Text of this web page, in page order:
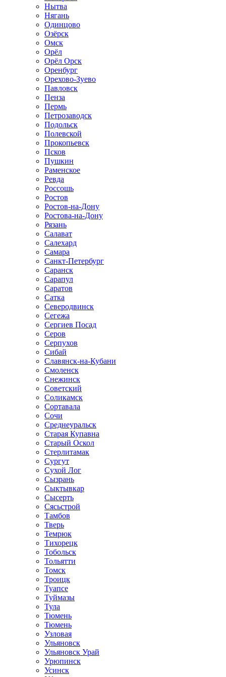
Нытва
Нягань
Одинцово
Озёрск
Омск
Орёл
Орёл Орск
Оренбург
Орехово-Зуево
Павловск
Пенза
Пермь
Петрозаводск
Подольск
Полевской
Прокопьевск
Псков
Пушкин
Раменское
Ревда
Россошь
Ростов
Ростов-на-Дону
Ростова-на-Дону
Рязань
Салават
Салехард
Самара
Санкт-Петербург
Саранск
Сарапул
Саратов
Сатка
Северодвинск
Сегежа
Сергиев Посад
Серов
Серпухов
Сибай
Славянск-на-Кубани
Смоленск
Снежинск
Советский
Соликамск
Сортавала
Сочи
Среднеуральск
Старая Купавна
Старый Оскол
Стерлитамак
Сургут
Сухой Лог
Сызрань
Сыктывкар
Сысерть
Сясьстрой
Тамбов
Тверь
Темрюк
Тихорецк
Тобольск
Тольятти
Томск
Троицк
Туапсе
Туймазы
Тула
Тюмень
Тюмень
Узловая
Ульяновск
Ульяновск Урай
Урюпинск
Усинск